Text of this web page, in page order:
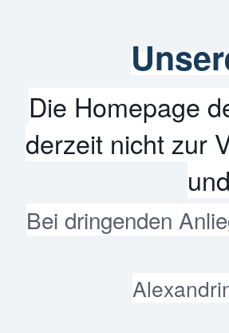
Die Homepage
derzeit nicht zur
Bei dringenden